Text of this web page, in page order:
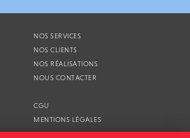
NOS SERVICES
NOS CLIENTS
NOS RÉALISATIONS
NOUS CONTACTER
CGU
MENTIONS LÉGALES